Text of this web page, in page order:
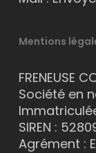
Mentions
FRENEUSE
Société en
SIREN :
Agrément :